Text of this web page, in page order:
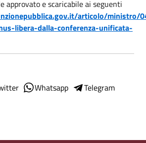
approvato e scaricabile ai seguenti
articolo/ministro/
libera-dalla-conferenza-unificata-
Whatsapp
Telegram